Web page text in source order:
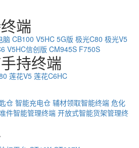
端
脑CB100 V5HC 5G版 极光C80 极光V5
V5HC信创版 CM945S F750S
持终端
莲花V5 莲花C6HC
仓 智能充电仓 辅材领取智能终端 危化
件智能管理终端 开放式智能货架管理终